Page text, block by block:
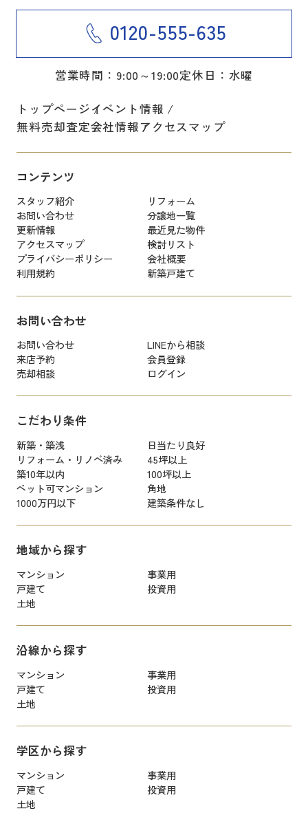
0120-555-635
営業時間：9:00～19:00定休日：水曜
トップページイベント情報
無料売却査定会社情報アクセスマップ
コンテンツ
スタッフ紹介
リフォーム
お問い合わせ
分譲地一覧
更新情報
最近見た物件
アクセスマップ
検討リスト
プライバシーポリシー
会社概要
利用規約
新築戸建て
お問い合わせ
お問い合わせ
LINEから相談
来店予約
会員登録
売却相談
ログイン
こだわり条件
新築・築浅
日当たり良好
リフォーム・リノベ済み
45坪以上
築10年以内
100坪以上
ペット可マンション
角地
1000万円以下
建築条件なし
地域から探す
マンション
事業用
戸建て
投資用
土地
沿線から探す
マンション
事業用
戸建て
投資用
土地
学区から探す
マンション
事業用
戸建て
投資用
土地